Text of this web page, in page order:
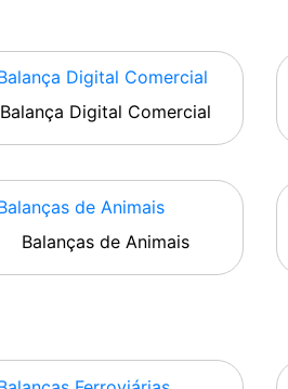
Balança Digital Comercial
Balanças de Animais